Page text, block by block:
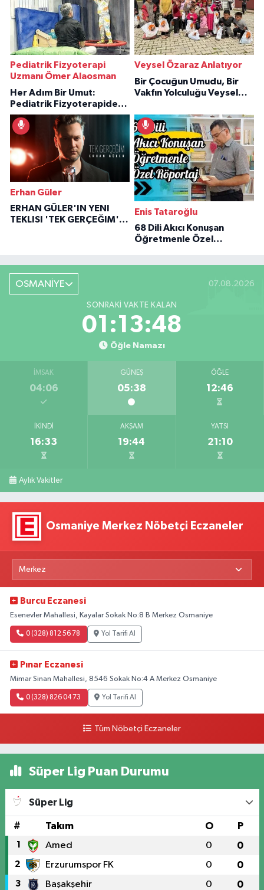
Pediatrik Fizyoterapi
Uzmanı Ömer Alaosman
Her Adım Bir Umut:
Pediatrik Fizyoterapiden
İlham Veren Hikâyeler
Veysel Özaraz Anlatıyor
Bir Çocuğun Umudu, Bir
Vakfın Yolculuğu Veysel
Erhan Güler
ERHAN GÜLER'IN YENI
TEKLISI 'TEK GERÇEĞIM'LE
Enis Tataroğlu
68 Dili Akıcı Konuşan
Öğretmenle Özel
OSMANİYE 07.08.2026
SONRAKI VAKTE KALAN
01:13:47
Öğle Namazı
İMSAK
04:06
GÜNEŞ
05:38
ÖĞLE
12:46
İKINDI
16:33
AKŞAM
19:44
YATSI
21:10
Aylık Vakitler
Osmaniye Merkez Nöbetçi Eczaneler
Burcu Eczanesi
Esenevler Mahallesi, Kayalar Sokak No:8 B Merkez Osmaniye
0 (328) 812 56 78 Yol Tarifi Al
Pınar Eczanesi
Mimar Sinan Mahallesi, 8546 Sokak No:4 A Merkez Osmaniye
0 (328) 826 04 73 Yol Tarifi Al
Tüm Nöbetçi Eczaneler
Süper Lig Puan Durumu
Süper Lig
# Takım O P
1 Amed 0 0
2 Erzurumspor FK 0 0
3 Başakşehir 0 0